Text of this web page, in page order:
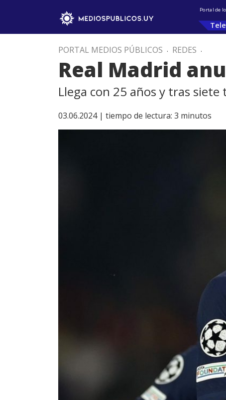
Portal de
PORTAL MEDIOS PÚBLICOS . REDES .
Real Madrid
Llega con 25 años y tras
03.06.2024 | tiempo de lectura: 3 minutos